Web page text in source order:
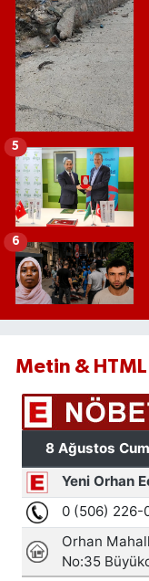
5
6
Metin & HTML